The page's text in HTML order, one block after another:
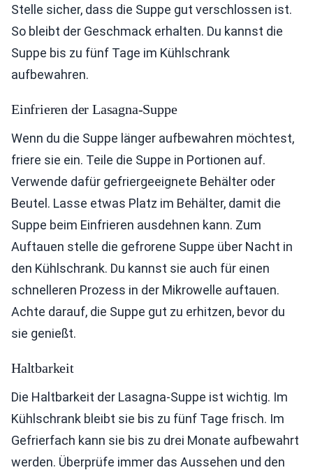
Stelle sicher, dass die Suppe gut verschlossen ist.
So bleibt der Geschmack erhalten. Du kannst die
Suppe bis zu fünf Tage im Kühlschrank
aufbewahren.
Einfrieren der Lasagna-Suppe
Wenn du die Suppe länger aufbewahren möchtest,
friere sie ein. Teile die Suppe in Portionen auf.
Verwende dafür gefriergeeignete Behälter oder
Beutel. Lasse etwas Platz im Behälter, damit die
Suppe beim Einfrieren ausdehnen kann. Zum
Auftauen stelle die gefrorene Suppe über Nacht in
den Kühlschrank. Du kannst sie auch für einen
schnelleren Prozess in der Mikrowelle auftauen.
Achte darauf, die Suppe gut zu erhitzen, bevor du
sie genießt.
Haltbarkeit
Die Haltbarkeit der Lasagna-Suppe ist wichtig. Im
Kühlschrank bleibt sie bis zu fünf Tage frisch. Im
Gefrierfach kann sie bis zu drei Monate aufbewahrt
werden. Überprüfe immer das Aussehen und den